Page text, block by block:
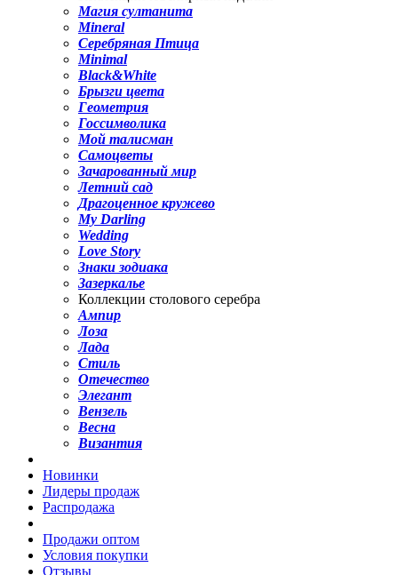
Магия султанита
Mineral
Серебряная Птица
Minimal
Black&White
Брызги цвета
Геометрия
Госсимволика
Мой талисман
Самоцветы
Зачарованный мир
Летний сад
Драгоценное кружево
My Darling
Wedding
Love Story
Знаки зодиака
Зазеркалье
Коллекции столового серебра
Ампир
Лоза
Лада
Стиль
Отечество
Элегант
Вензель
Весна
Византия
Новинки
Лидеры продаж
Распродажа
Продажи оптом
Условия покупки
Отзывы